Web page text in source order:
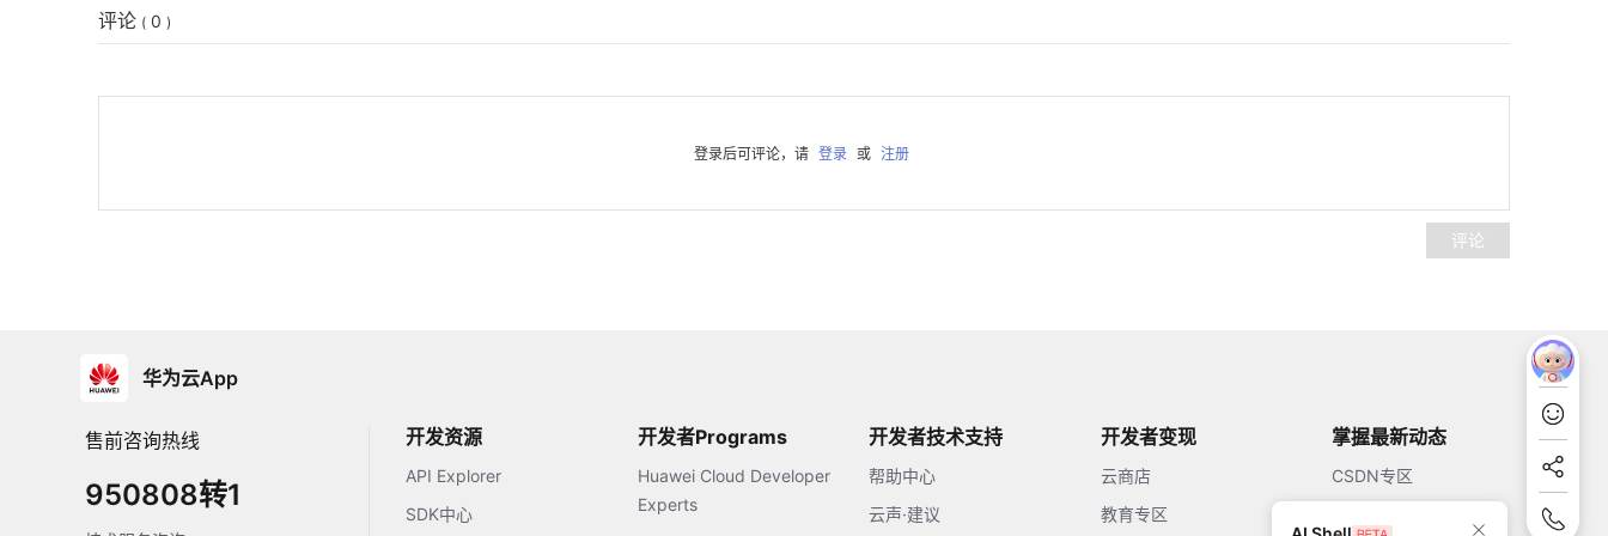
评论 ( 0 )
登录后可评论，请 登录 或 注册
评论
华为云App
售前咨询热线
950808转1
开发资源
API Explorer
SDK中心
开发者Programs
Huawei Cloud Developer
Experts
开发者技术支持
帮助中心
云声·建议
开发者变现
云商店
教育专区
掌握最新动态
CSDN专区